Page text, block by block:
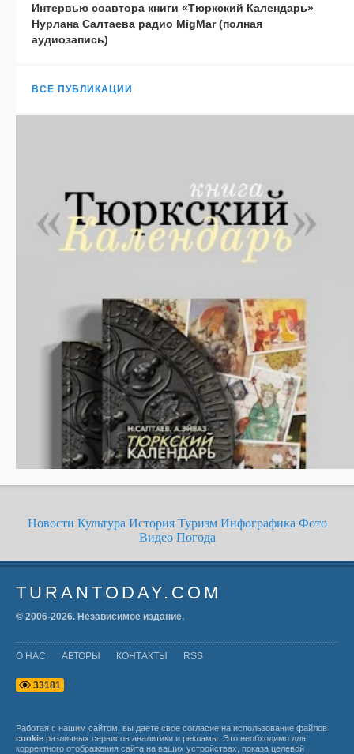
Интервью соавтора книги «Тюркский Календарь»
Нурлана Салтаева радио MigMar (полная
аудиозапись)
ВСЕ ПУБЛИКАЦИИ
Новости Культура История Туризм Инфографика Фото
Видео Погода
TURANTODAY.COM
© 2006-2026. Независимое издание.
О НАС АВТОРЫ КОНТАКТЫ RSS
33181
Работая с нашим сайтом, вы даете свое согласие на использование файлов
cookie различных сервисов аналитики и рекламы. Это необходимо для
корректного отображения сайта на ваших устройствах, показа целевой